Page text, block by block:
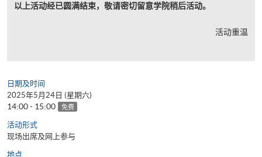
以上活动经已圆满结束，敬请密切留意学院稍后活动。
活动重温
日期及时间
2025年5月24日 (星期六)
14:00 - 15:00 免费
活动形式
现场出席及网上参与
地点